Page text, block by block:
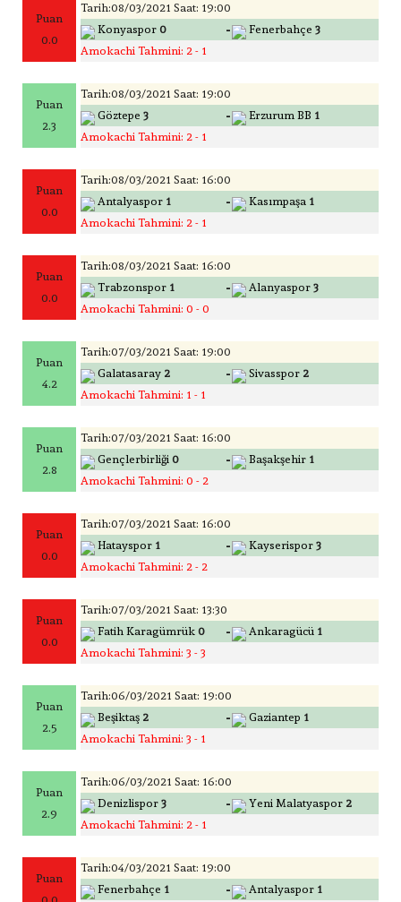
Puan
0.0
Tarih:08/03/2021 Saat: 19:00
Konyaspor 0 - Fenerbahçe 3
Amokachi Tahmini: 2 - 1
Puan
2.3
Tarih:08/03/2021 Saat: 19:00
Göztepe 3 - Erzurum BB 1
Amokachi Tahmini: 2 - 1
Puan
0.0
Tarih:08/03/2021 Saat: 16:00
Antalyaspor 1 - Kasımpaşa 1
Amokachi Tahmini: 2 - 1
Puan
0.0
Tarih:08/03/2021 Saat: 16:00
Trabzonspor 1 - Alanyaspor 3
Amokachi Tahmini: 0 - 0
Puan
4.2
Tarih:07/03/2021 Saat: 19:00
Galatasaray 2 - Sivasspor 2
Amokachi Tahmini: 1 - 1
Puan
2.8
Tarih:07/03/2021 Saat: 16:00
Gençlerbirliği 0 - Başakşehir 1
Amokachi Tahmini: 0 - 2
Puan
0.0
Tarih:07/03/2021 Saat: 16:00
Hatayspor 1 - Kayserispor 3
Amokachi Tahmini: 2 - 2
Puan
0.0
Tarih:07/03/2021 Saat: 13:30
Fatih Karagümrük 0 - Ankaragücü 1
Amokachi Tahmini: 3 - 3
Puan
2.5
Tarih:06/03/2021 Saat: 19:00
Beşiktaş 2 - Gaziantep 1
Amokachi Tahmini: 3 - 1
Puan
2.9
Tarih:06/03/2021 Saat: 16:00
Denizlispor 3 - Yeni Malatyaspor 2
Amokachi Tahmini: 2 - 1
Puan
Tarih:04/03/2021 Saat: 19:00
Fenerbahçe 1 - Antalyaspor 1